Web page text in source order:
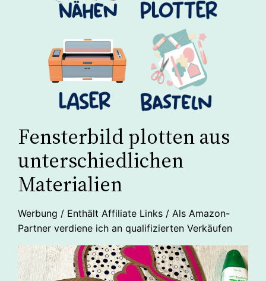
Fensterbild plotten aus
unterschiedlichen
Materialien
Werbung / Enthält Affiliate Links / Als Amazon-
Partner verdiene ich an qualifizierten Verkäufen